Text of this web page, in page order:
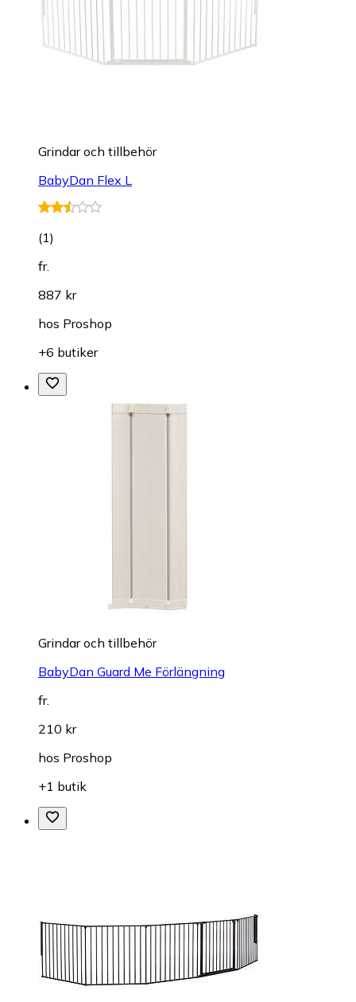
Grindar och tillbehör
BabyDan Flex L
(1)
fr.
887 kr
hos Proshop
+6 butiker
Grindar och tillbehör
BabyDan Guard Me Förlängning
fr.
210 kr
hos Proshop
+1 butik